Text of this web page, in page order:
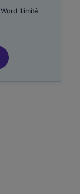
Word illimité